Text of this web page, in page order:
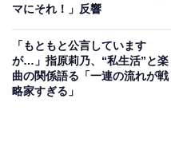
マにそれ！」反響
「もともと公言しています
が…」指原莉乃、“私生活”と楽
曲の関係語る「一連の流れが戦
略家すぎる」